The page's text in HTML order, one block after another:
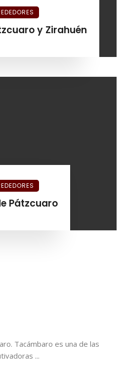
y Zirahuén
Pátzcuaro
Tacámbaro es una de las
...